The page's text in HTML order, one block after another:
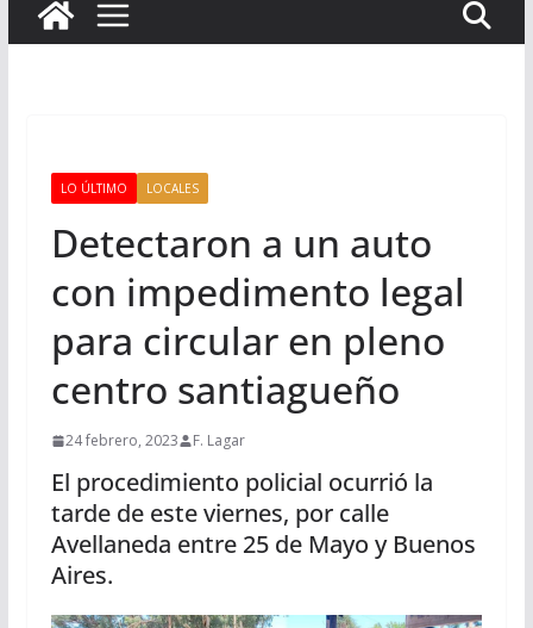
LO ÚLTIMO LOCALES
Detectaron a un auto
con impedimento legal
para circular en pleno
centro santiagueño
24 febrero, 2023 F. Lagar
El procedimiento policial ocurrió la
tarde de este viernes, por calle
Avellaneda entre 25 de Mayo y Buenos
Aires.